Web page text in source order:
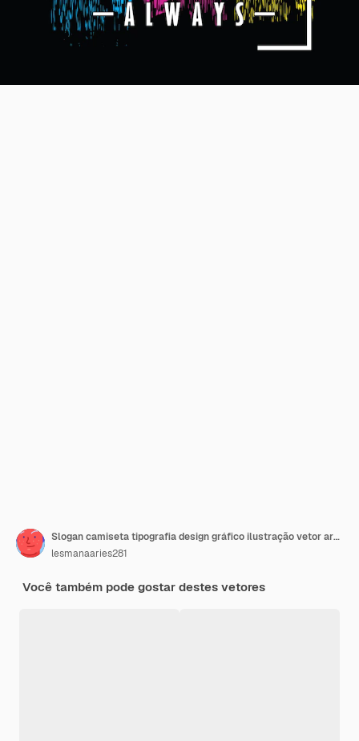
Slogan camiseta tipografia design gráfico ilustração vetor arte estilo
lesmanaaries281
Você também pode gostar destes vetores